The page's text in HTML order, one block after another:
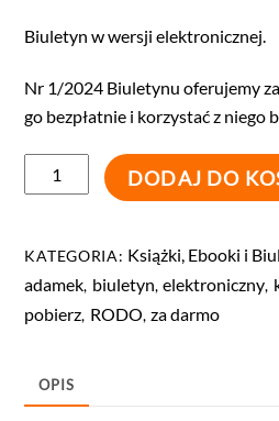
Biuletyn w wersji elektronicznej.
Nr 1/2024 Biuletynu oferujemy
go bezpłatnie i korzystać z niego
DODAJ DO
KATEGORIA: Książki, Ebooki i
adamek, biuletyn,elektroniczny,
pobierz, RODO,za darmo
OPIS